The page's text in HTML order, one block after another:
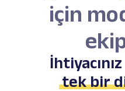
için
tek bir